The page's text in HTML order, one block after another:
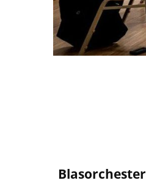
Blasorchester